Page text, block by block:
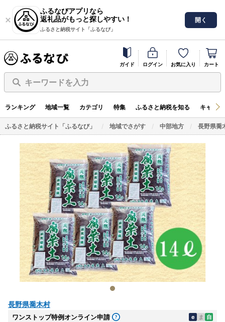
ふるなびアプリなら
返礼品がもっと探しやすい！
ふるさと納税サイト「ふるなび」
開く
ガイド ログイン お気に入り カート
キーワードを入力
ランキング 地域一覧 カテゴリ 特集 ふるさと納税を知る キャン
ふるさと納税サイト「ふるなび」 地域でさがす 中部地方 長野県喬
長野県喬木村
ワンストップ特例オンライン申請 e ま 自